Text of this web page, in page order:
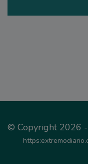
© Copyright 2026 -